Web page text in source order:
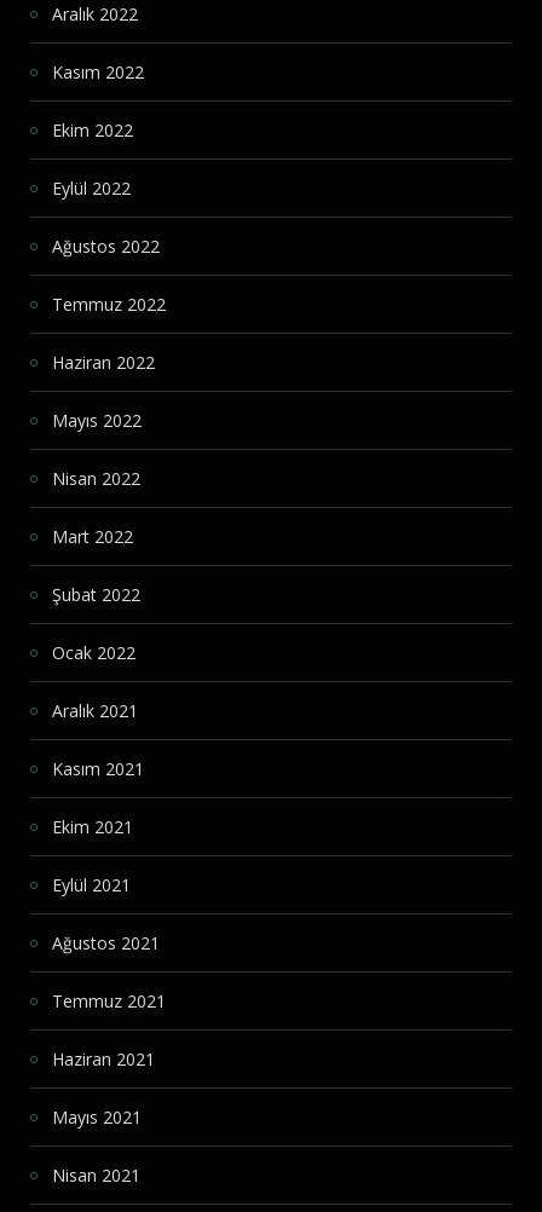
Aralık 2022
Kasım 2022
Ekim 2022
Eylül 2022
Ağustos 2022
Temmuz 2022
Haziran 2022
Mayıs 2022
Nisan 2022
Mart 2022
Şubat 2022
Ocak 2022
Aralık 2021
Kasım 2021
Ekim 2021
Eylül 2021
Ağustos 2021
Temmuz 2021
Haziran 2021
Mayıs 2021
Nisan 2021